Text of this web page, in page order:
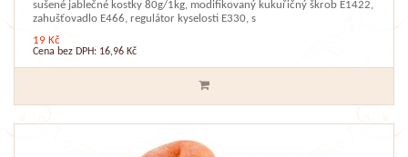
sušené jablečné kostky 80g/1kg, modifikovaný kukuřičný škrob E1422,
zahušťovadlo E466, regulátor kyselosti E330, s
19 Kč
Cena bez DPH: 16,96 Kč